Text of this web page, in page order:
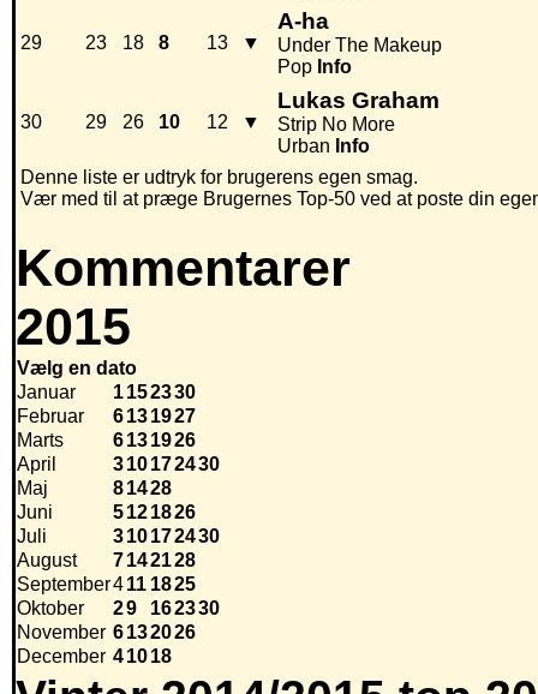
29 23 18 8 13 ▼
A-ha
Under The Makeup
Pop Info
30 29 26 10 12 ▼
Lukas Graham
Strip No More
Urban Info
Denne liste er udtryk for brugerens egen smag.
Vær med til at præge Brugernes Top-50 ved at poste din
Kommentarer
2015
Vælg en dato
Januar
1152330
Februar
6131927
Marts
6131926
April
310172430
Maj
81428
Juni
5121826
Juli
310172430
August
7142128
September411 1825
Oktober
29 162330
November 6132026
December 41018